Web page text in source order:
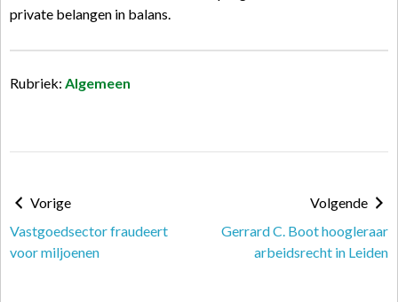
private belangen in balans.
Rubriek: Algemeen
Vorige
Vastgoedsector fraudeert
voor miljoenen
Volgende
Gerrard C. Boot hoogleraar
arbeidsrecht in Leiden